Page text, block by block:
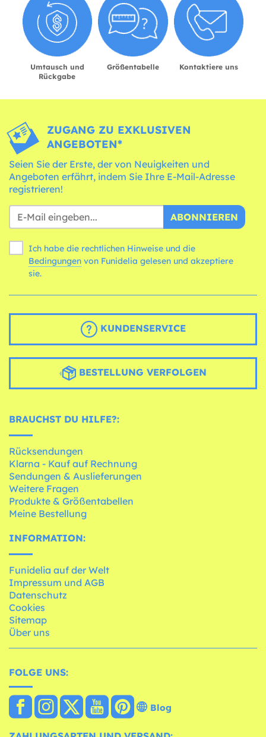
Umtausch und
Rückgabe
Größentabelle Kontaktiere uns
ZUGANG ZU EXKLUSIVEN
ANGEBOTEN*
Seien Sie der Erste, der von Neuigkeiten und
Angeboten erfährt, indem Sie Ihre E-Mail-Adresse
registrieren!
ABONNIEREN
Ich habe die rechtlichen Hinweise und die
Bedingungen
sie.
KUNDENSERVICE
BESTELLUNG VERFOLGEN
BRAUCHST DU HILFE?:
Rücksendungen
Klarna - Kauf auf Rechnung
Sendungen & Auslieferungen
Weitere Fragen
Produkte & Größentabellen
Meine Bestellung
INFORMATION:
Funidelia auf der Welt
Impressum und AGB
Datenschutz
Cookies
Sitemap
Über uns
FOLGE UNS:
Blog